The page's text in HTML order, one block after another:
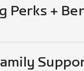
Perks +